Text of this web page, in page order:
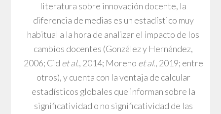
literatura sobre innovación docente, la
diferencia de medias es un estadístico muy
habitual a la hora de analizar el impacto de los
cambios docentes (González y Hernández,
2006; Cid et al., 2014; Moreno et al., 2019; entre
otros), y cuenta con la ventaja de calcular
estadísticos globales que informan sobre la
significatividad o no significatividad de las